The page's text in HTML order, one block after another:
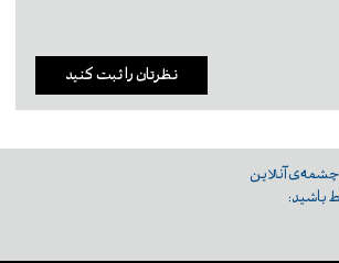
نظرتان را ثبت کنید
آنلاین
باشید: